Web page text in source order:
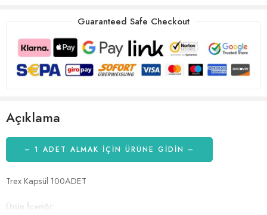
Guaranteed Safe Checkout
Açıklama
– 1 ADET ALMAK IÇIN ÜRÜNE GİDİN –
Trex Kapsül 100ADET
Ürün İçeriği: